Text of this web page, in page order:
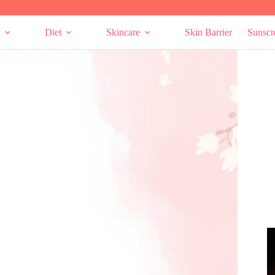
Diet Skincare Skin Barrier